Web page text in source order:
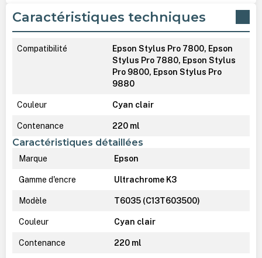
Caractéristiques techniques
Compatibilité
Epson Stylus Pro 7800, Epson
Stylus Pro 7880, Epson Stylus
Pro 9800, Epson Stylus Pro
9880
Couleur Cyan clair
Contenance 220 ml
Caractéristiques détaillées
Marque Epson
Gamme d'encre Ultrachrome K3
Modèle T6035 (C13T603500)
Couleur Cyan clair
Contenance 220 ml